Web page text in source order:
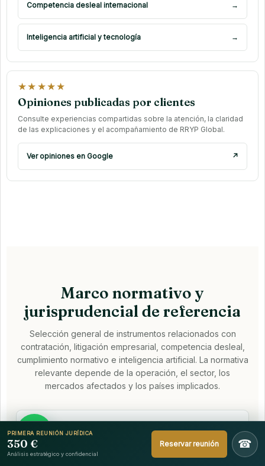
Competencia desleal internacional →
Inteligencia artificial y tecnología →
★★★★★
Opiniones publicadas por clientes
Consulte experiencias compartidas sobre la atención, la claridad
de las explicaciones y el acompañamiento de RRYP Global.
Ver opiniones en Google ↗
PRIMERA REUNIÓN JURÍDICA
350 €
Análisis estratégico y confidencial
Reservar reunión ☎
Marco normativo y
jurisprudencial de referencia
Selección general de instrumentos relacionados con
contratación, litigación empresarial, competencia desleal,
cumplimiento normativo e inteligencia artificial. La normativa
relevante depende de la operación, el sector, los
mercados afectados y los países implicados.
§